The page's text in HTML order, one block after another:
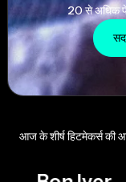
20 से अधिक
आज के शीर्ष हिटमेकर्स की